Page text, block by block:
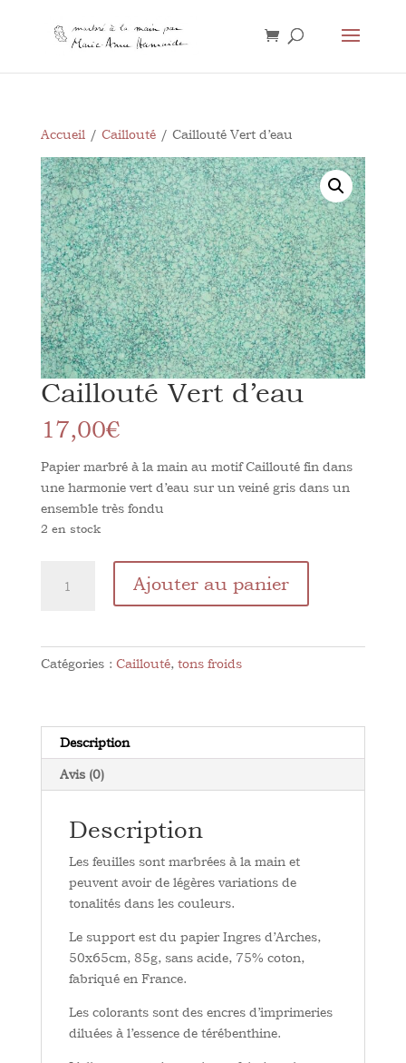
Accueil/ Caillouté/ Caillouté Vert d’eau
Caillouté Vert d’eau
17,00€
Papier marbré à la main au motif Caillouté fin dans
une harmonie vert d’eau sur un veiné gris dans un
ensemble très fondu
2 en stock
Ajouter au panier
Catégories : Caillouté, tons froids
Description
Avis (0)
Description
Les feuilles sont marbrées à la main et
peuvent avoir de légères variations de
tonalités dans les couleurs.
Le support est du papier Ingres d’Arches,
50x65cm, 85g, sans acide, 75% coton,
fabriqué en France.
Les colorants sont des encres d’imprimeries
diluées à l’essence de térébenthine.